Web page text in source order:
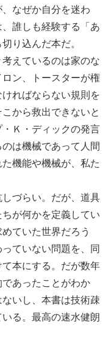
なぜか自分を迷わ
誰しも経験する「あ
り込んだ本だ。
えているのは家のな
ン、トースターが権
ればならない規則を
から救出できないと
Ｋ・ディックの発言
は機械であって人間
機能や機械が、私た
づらい。だが、道具
が何かを定義してい
ていた世界だろう
ていない問題を、同
本にする。だが数年
あったことがわか
いし、本書は技術疎
る。最高の速水健朗